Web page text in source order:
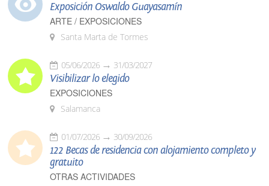
Exposición Oswaldo Guayasamín
ARTE / EXPOSICIONES
Santa Marta de Tormes
05/06/2026 31/03/2027
Visibilizar lo elegido
EXPOSICIONES
Salamanca
01/07/2026 30/09/2026
122 Becas de residencia con alojamiento completo y
gratuito
OTRAS ACTIVIDADES